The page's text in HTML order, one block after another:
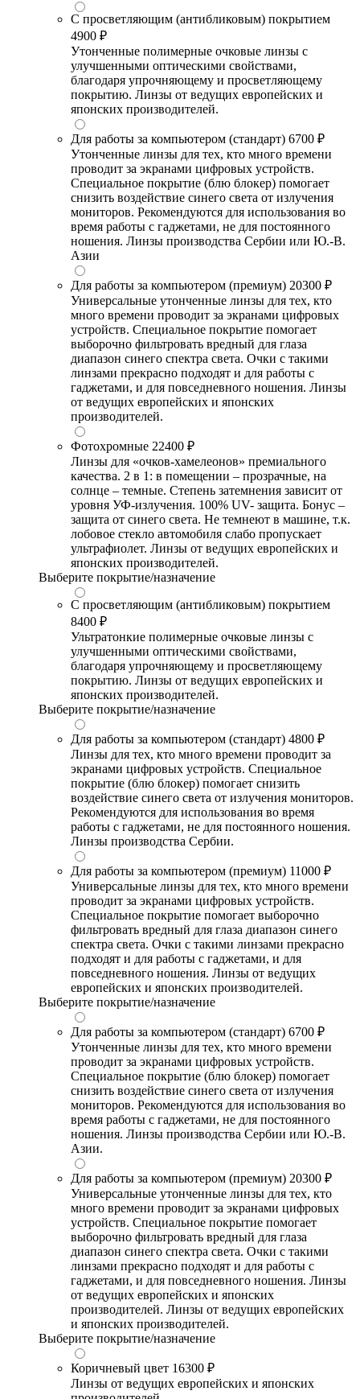
С просветляющим (антибликовым) покрытием
4900 ₽
Утонченные полимерные очковые линзы с
улучшенными оптическими свойствами,
благодаря упрочняющему и просветляющему
покрытию. Линзы от ведущих европейских и
японских производителей.
Для работы за компьютером (стандарт) 6700 ₽
Утонченные линзы для тех, кто много времени
проводит за экранами цифровых устройств.
Специальное покрытие (блю блокер) помогает
снизить воздействие синего света от излучения
мониторов. Рекомендуются для использования во
время работы с гаджетами, не для постоянного
ношения. Линзы производства Сербии или Ю.-В.
Азии
Для работы за компьютером (премиум) 20300 ₽
Универсальные утонченные линзы для тех, кто
много времени проводит за экранами цифровых
устройств. Специальное покрытие помогает
выборочно фильтровать вредный для глаза
диапазон синего спектра света. Очки с такими
линзами прекрасно подходят и для работы с
гаджетами, и для повседневного ношения. Линзы
от ведущих европейских и японских
производителей.
Фотохромные 22400 ₽
Линзы для «очков-хамелеонов» премиального
качества. 2 в 1: в помещении – прозрачные, на
солнце – темные. Степень затемнения зависит от
уровня УФ-излучения. 100% UV- защита. Бонус –
защита от синего света. Не темнеют в машине, т.к.
лобовое стекло автомобиля слабо пропускает
ультрафиолет. Линзы от ведущих европейских и
японских производителей.
Выберите покрытие/назначение
С просветляющим (антибликовым) покрытием
8400 ₽
Ультратонкие полимерные очковые линзы с
улучшенными оптическими свойствами,
благодаря упрочняющему и просветляющему
покрытию. Линзы от ведущих европейских и
японских производителей.
Выберите покрытие/назначение
Для работы за компьютером (стандарт) 4800 ₽
Линзы для тех, кто много времени проводит за
экранами цифровых устройств. Специальное
покрытие (блю блокер) помогает снизить
воздействие синего света от излучения мониторов.
Рекомендуются для использования во время
работы с гаджетами, не для постоянного ношения.
Линзы производства Сербии.
Для работы за компьютером (премиум) 11000 ₽
Универсальные линзы для тех, кто много времени
проводит за экранами цифровых устройств.
Специальное покрытие помогает выборочно
фильтровать вредный для глаза диапазон синего
спектра света. Очки с такими линзами прекрасно
подходят и для работы с гаджетами, и для
повседневного ношения. Линзы от ведущих
европейских и японских производителей.
Выберите покрытие/назначение
Для работы за компьютером (стандарт) 6700 ₽
Утонченные линзы для тех, кто много времени
проводит за экранами цифровых устройств.
Специальное покрытие (блю блокер) помогает
снизить воздействие синего света от излучения
мониторов. Рекомендуются для использования во
время работы с гаджетами, не для постоянного
ношения. Линзы производства Сербии или Ю.-В.
Азии.
Для работы за компьютером (премиум) 20300 ₽
Универсальные утонченные линзы для тех, кто
много времени проводит за экранами цифровых
устройств. Специальное покрытие помогает
выборочно фильтровать вредный для глаза
диапазон синего спектра света. Очки с такими
линзами прекрасно подходят и для работы с
гаджетами, и для повседневного ношения. Линзы
от ведущих европейских и японских
производителей. Линзы от ведущих европейских
и японских производителей.
Выберите покрытие/назначение
Коричневый цвет 16300 ₽
Линзы от ведущих европейских и японских